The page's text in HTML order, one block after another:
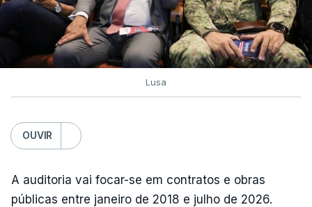
Lusa
OUVIR
A auditoria vai focar-se em contratos e obras
públicas entre janeiro de 2018 e julho de 2026.